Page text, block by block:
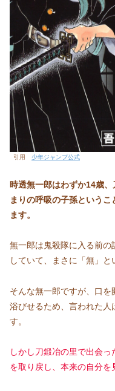
引用 少年ジャンプ公式
時透無一郎はわずか14歳
まりの呼吸の子孫という
ます。
無一郎は鬼殺隊に入る前の
していて、まさに「無」と
そんな無一郎ですが、口
浴びせるため、言われた人
す。
しかし刀鍛冶の里で出会
を取り戻し、本来の自分を